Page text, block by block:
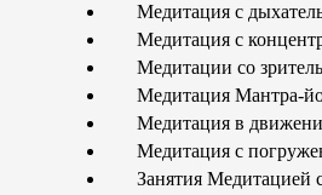
Медитация с
Медитация с
Медитации со
Медитация Мантра-
Медитация в
Медитация с
Занятия Медитацией